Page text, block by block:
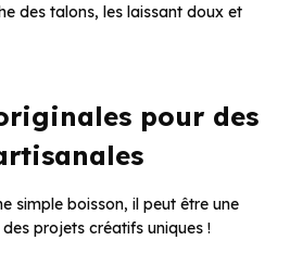
des talons, les laissant doux et
pour des
simple boisson, il peut être une
projets créatifs uniques !